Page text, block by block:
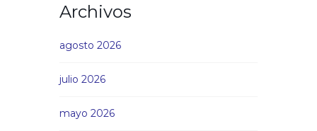
Archivos
agosto 2026
julio 2026
mayo 2026